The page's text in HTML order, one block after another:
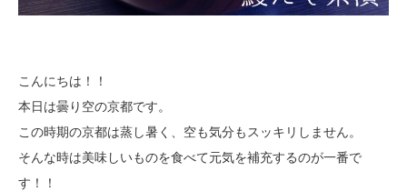
こんにちは！！
本日は曇り空の京都です。
この時期の京都は蒸し暑く、空も気分もスッキリしません。
そんな時は美味しいものを食べて元気を補充するのが一番で
す！！